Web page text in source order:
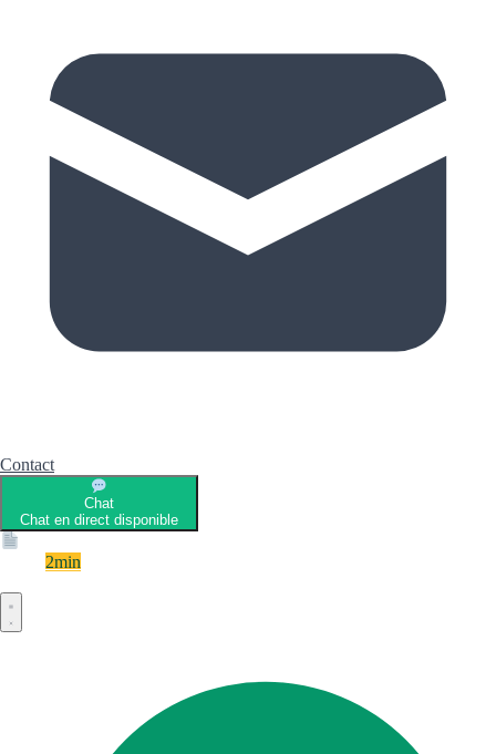
Contact
Chat
Chat en direct disponible
2min